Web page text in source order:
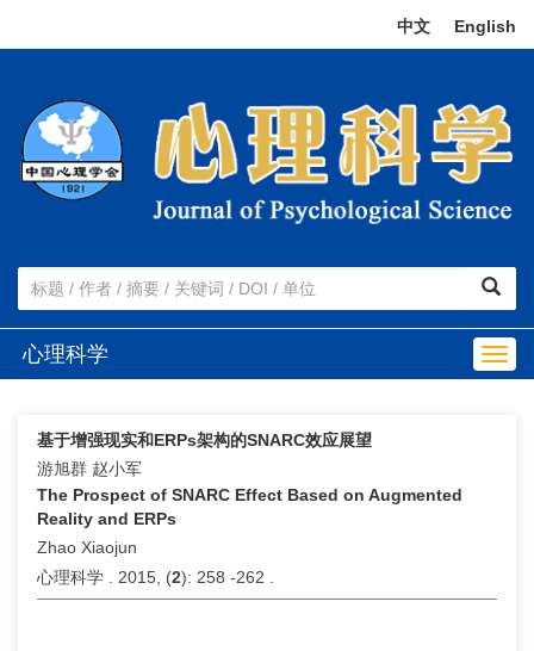
中文 English
心理科学
基于增强现实和ERPs架构的SNARC效应展望
游旭群 赵小军
The Prospect of SNARC Effect Based on Augmented
Reality and ERPs
Zhao Xiaojun
心理科学 . 2015, (2): 258 -262 .